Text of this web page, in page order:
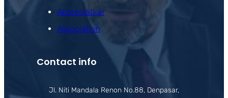
Appreciation
Association
Contact info
Jl. Niti Mandala Renon No.88, Denpasar,